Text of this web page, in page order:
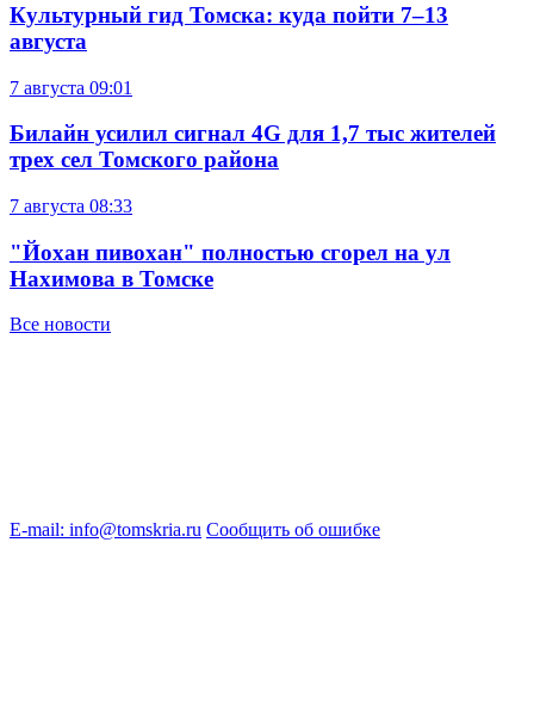
Культурный гид Томска: куда пойти 7–13
августа
7 августа 09:01
Билайн усилил сигнал 4G для 1,7 тыс жителей
трех сел Томского района
7 августа 08:33
"Йохан пивохан" полностью сгорел на ул
Нахимова в Томске
Все новости
E-mail: info@tomskria.ru Сообщить об ошибке